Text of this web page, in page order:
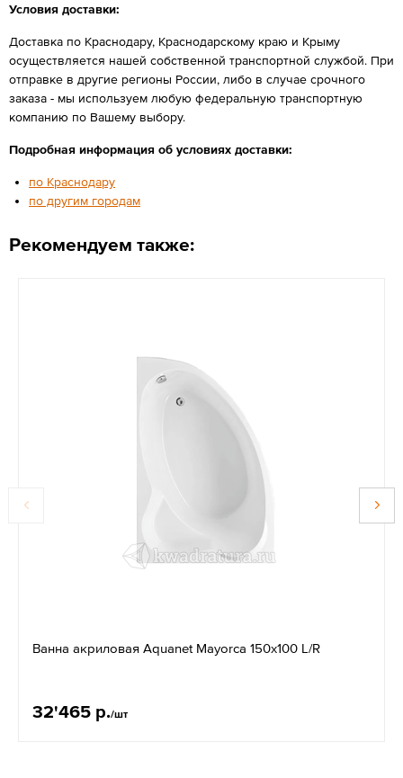
Условия доставки:
Доставка по Краснодару, Краснодарскому краю и Крыму
осуществляется нашей собственной транспортной службой. При
отправке в другие регионы России, либо в случае срочного
заказа - мы используем любую федеральную транспортную
компанию по Вашему выбору.
Подробная информация об условиях доставки:
по Краснодару
по другим городам
Рекомендуем также:
Ванна акриловая Aquanet Mayorca 150x100 L/R
32'465 р./шт